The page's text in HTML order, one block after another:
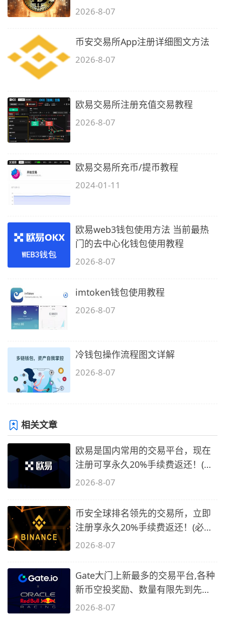
2026-8-07
币安交易所App注册详细图文方法
2026-8-07
欧易交易所注册充值交易教程
2026-8-07
欧易交易所充币/提币教程
2024-01-11
欧易web3钱包使用方法 当前最热
门的去中心化钱包使用教程
2026-8-07
imtoken钱包使用教程
2026-8-07
冷钱包操作流程图文详解
2026-8-07
相关文章
欧易是国内常用的交易平台，现在
注册可享永久20%手续费返还！(必
备1)
2026-8-07
币安全球排名领先的交易所，立即
注册享永久20%手续费返还！(必备
2)
2026-8-07
Gate大门上新最多的交易平台,各种
新币空投奖励、数量有限先到先
得…
2026-8-07